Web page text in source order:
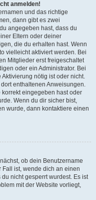
anmelden!
und das richtige
dann gibt es zwei
angegeben hast, dass du
Eltern oder deiner
die du erhalten hast. Wenn
vielleicht aktiviert werden. Bei
Mitglieder erst freigeschaltet
oder ein Administrator. Bei
nötig ist oder nicht.
enthaltenen Anweisungen.
eingegeben hast oder
Wenn du dir sicher bist,
wurde, dann kontaktiere einen
ob dein Benutzername
ist, wende dich an einen
nicht gesperrt wurdest. Es ist
mit der Website vorliegt,